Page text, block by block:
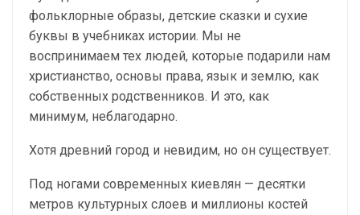
фольклорные образы, детские сказки и сухие
буквы в учебниках истории. Мы не
воспринимаем тех людей, которые подарили нам
христианство, основы права, язык и землю, как
собственных родственников. И это, как
минимум, неблагодарно.
Хотя древний город и невидим, но он существует.
Под ногами современных киевлян — десятки
метров культурных слоев и миллионы костей